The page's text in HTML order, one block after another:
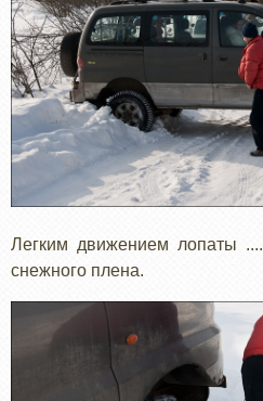
Легким движением лопаты
снежного плена.